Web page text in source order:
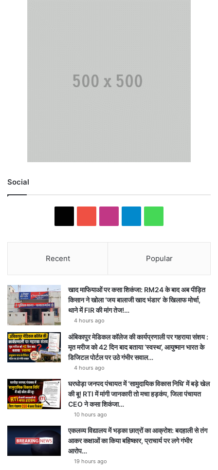
Social
Recent Popular
खाद माफियाओं पर कसा शिकंजा: RM24 के बाद अब पीड़ित
किसान ने खोला ‘जय बालाजी खाद भंडार’ के खिलाफ मोर्चा,
थाने में FIR की मांग तेज!…
4 hours ago
अंबिकापुर मेडिकल कॉलेज की कार्यप्रणाली पर गहराया संशय :
मृत मरीज को 42 दिन बाद बताया ‘स्वस्थ’, आयुष्मान भारत के
डिजिटल पोर्टल पर उठे गंभीर सवाल…
4 hours ago
घरघोड़ा जनपद पंचायत में ‘सामुदायिक विकास निधि’ में बड़े खेल
की बू! RTI में मांगी जानकारी तो मचा हड़कंप, जिला पंचायत
CEO ने कसा शिकंजा…
10 hours ago
एकलव्य विद्यालय में भड़का छात्रों का आक्रोश: बदहाली से तंग
आकर कक्षाओं का किया बहिष्कार, प्राचार्य पर लगे गंभीर
आरोप…
19 hours ago